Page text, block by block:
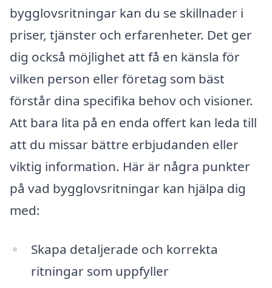
bygglovsritningar kan du se skillnader i
priser, tjänster och erfarenheter. Det ger
dig också möjlighet att få en känsla för
vilken person eller företag som bäst
förstår dina specifika behov och visioner.
Att bara lita på en enda offert kan leda till
att du missar bättre erbjudanden eller
viktig information. Här är några punkter
på vad bygglovsritningar kan hjälpa dig
med:
Skapa detaljerade och korrekta
ritningar som uppfyller